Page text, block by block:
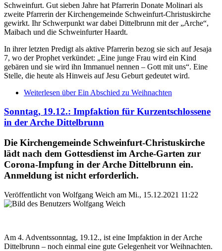
Schweinfurt. Gut sieben Jahre hat Pfarrerin Donate Molinari als
zweite Pfarrerin der Kirchengemeinde Schweinfurt-Christuskirche
gewirkt. Ihr Schwerpunkt war dabei Dittelbrunn mit der „Arche“,
Maibach und die Schweinfurter Haardt.
In ihrer letzten Predigt als aktive Pfarrerin bezog sie sich auf Jesaja
7, wo der Prophet verkündet: „Eine junge Frau wird ein Kind
gebären und sie wird ihn Immanuel nennen – Gott mit uns“. Eine
Stelle, die heute als Hinweis auf Jesu Geburt gedeutet wird.
Weiterlesen über Ein Abschied zu Weihnachten
Sonntag, 19.12.: Impfaktion für Kurzentschlossene
in der Arche Dittelbrunn
Die Kirchengemeinde Schweinfurt-Christuskirche
lädt nach dem Gottesdienst im Arche-Garten zur
Corona-Impfung in der Arche Dittelbrunn ein.
Anmeldung ist nicht erforderlich.
Veröffentlicht von Wolfgang Weich am Mi., 15.12.2021 11:22
Am 4. Adventssonntag, 19.12., ist eine Impfaktion in der Arche
Dittelbrunn – noch einmal eine gute Gelegenheit vor Weihnachten.